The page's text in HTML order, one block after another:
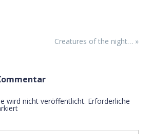
Creatures of the night… »
wird nicht veröffentlicht. Erforderliche